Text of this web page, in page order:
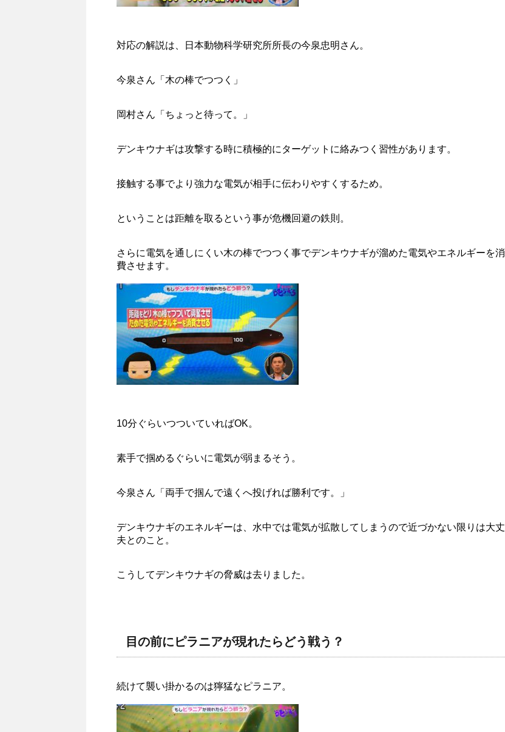
対応の解説は、日本動物科学研究所所長の今泉忠明さん。
今泉さん「木の棒でつつく」
岡村さん「ちょっと待って。」
デンキウナギは攻撃する時に積極的にターゲットに絡みつく習性があります。
接触する事でより強力な電気が相手に伝わりやすくするため。
ということは距離を取るという事が危機回避の鉄則。
さらに電気を通しにくい木の棒でつつく事でデンキウナギが溜めた電気やエネルギーを消
費させます。
10分ぐらいつついていればOK。
素手で掴めるぐらいに電気が弱まるそう。
今泉さん「両手で掴んで遠くへ投げれば勝利です。」
デンキウナギのエネルギーは、水中では電気が拡散してしまうので近づかない限りは大丈
夫とのこと。
こうしてデンキウナギの脅威は去りました。
目の前にピラニアが現れたらどう戦う？
続けて襲い掛かるのは獰猛なピラニア。